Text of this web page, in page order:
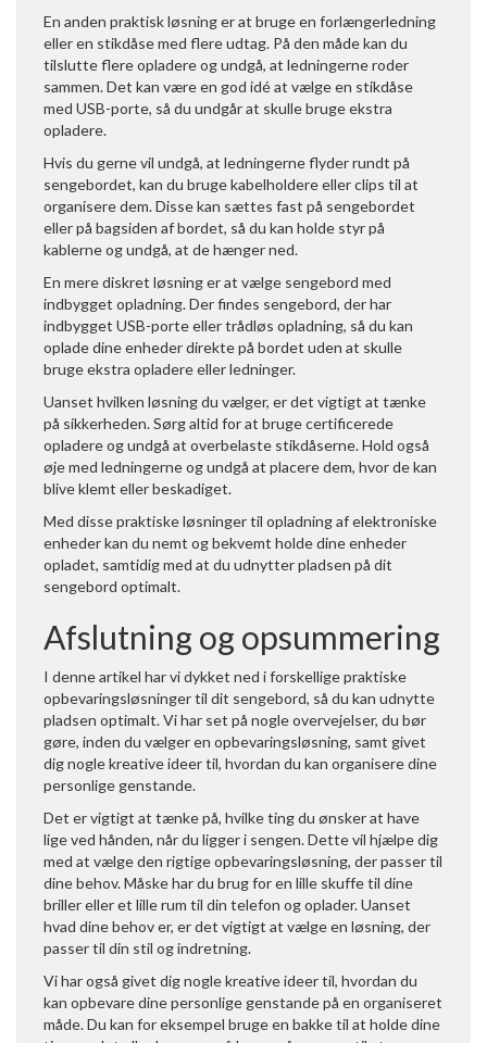
En anden praktisk løsning er at bruge en forlængerledning
eller en stikdåse med flere udtag. På den måde kan du
tilslutte flere opladere og undgå, at ledningerne roder
sammen. Det kan være en god idé at vælge en stikdåse
med USB-porte, så du undgår at skulle bruge ekstra
opladere.
Hvis du gerne vil undgå, at ledningerne flyder rundt på
sengebordet, kan du bruge kabelholdere eller clips til at
organisere dem. Disse kan sættes fast på sengebordet
eller på bagsiden af bordet, så du kan holde styr på
kablerne og undgå, at de hænger ned.
En mere diskret løsning er at vælge sengebord med
indbygget opladning. Der findes sengebord, der har
indbygget USB-porte eller trådløs opladning, så du kan
oplade dine enheder direkte på bordet uden at skulle
bruge ekstra opladere eller ledninger.
Uanset hvilken løsning du vælger, er det vigtigt at tænke
på sikkerheden. Sørg altid for at bruge certificerede
opladere og undgå at overbelaste stikdåserne. Hold også
øje med ledningerne og undgå at placere dem, hvor de kan
blive klemt eller beskadiget.
Med disse praktiske løsninger til opladning af elektroniske
enheder kan du nemt og bekvemt holde dine enheder
opladet, samtidig med at du udnytter pladsen på dit
sengebord optimalt.
Afslutning og opsummering
I denne artikel har vi dykket ned i forskellige praktiske
opbevaringsløsninger til dit sengebord, så du kan udnytte
pladsen optimalt. Vi har set på nogle overvejelser, du bør
gøre, inden du vælger en opbevaringsløsning, samt givet
dig nogle kreative ideer til, hvordan du kan organisere dine
personlige genstande.
Det er vigtigt at tænke på, hvilke ting du ønsker at have
lige ved hånden, når du ligger i sengen. Dette vil hjælpe dig
med at vælge den rigtige opbevaringsløsning, der passer til
dine behov. Måske har du brug for en lille skuffe til dine
briller eller et lille rum til din telefon og oplader. Uanset
hvad dine behov er, er det vigtigt at vælge en løsning, der
passer til din stil og indretning.
Vi har også givet dig nogle kreative ideer til, hvordan du
kan opbevare dine personlige genstande på en organiseret
måde. Du kan for eksempel bruge en bakke til at holde dine